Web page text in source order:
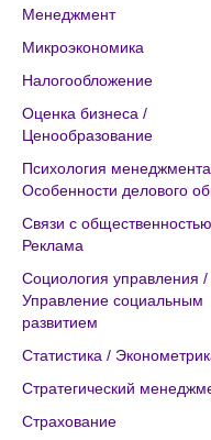
Менеджмент
Микроэкономика
Налогообложение
Оценка бизнеса /
Ценообразование
Психология
Особенности делового
Связи с
Реклама
Социология управления /
Управление социальным
развитием
Статистика /
Стратегический
Страхование